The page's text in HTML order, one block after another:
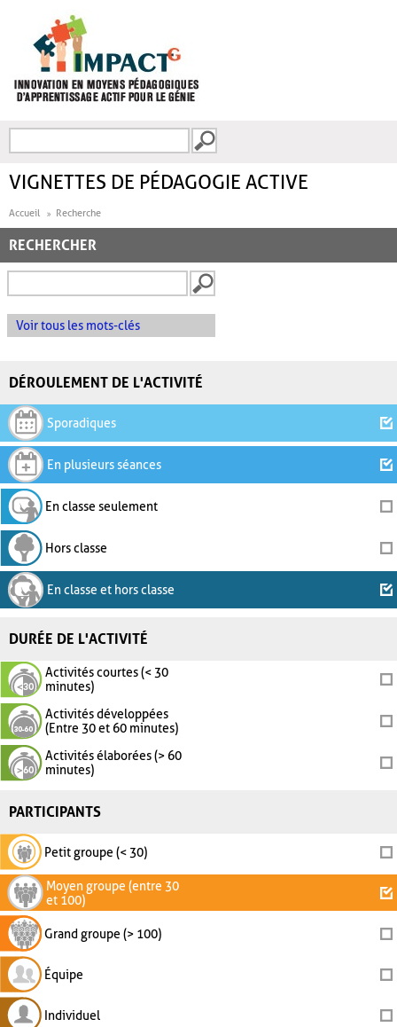
FORMULAIRE DE
VIGNETTES DE PÉDAGOGIE ACTIVE
Accueil Recherche
RECHERCHER
Voir tous les mots-clés
DÉROULEMENT DE L'ACTIVITÉ
Sporadiques
En plusieurs séances
En classe seulement
Hors classe
En classe et hors classe
DURÉE DE L'ACTIVITÉ
Activités courtes (< 30
minutes)
Activités développées
(Entre 30 et 60 minutes)
Activités élaborées (> 60
minutes)
PARTICIPANTS
Petit groupe (< 30)
Moyen groupe (entre 30
et 100)
Grand groupe (> 100)
Équipe
Individuel